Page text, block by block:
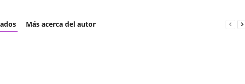
Más acerca del autor